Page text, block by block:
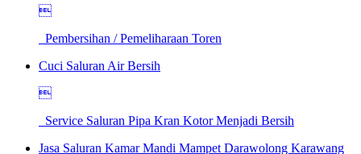

Pembersihan / Pemeliharaan Toren
Cuci Saluran Air Bersih

Service Saluran Pipa Kran Kotor Menjadi Bersih
Jasa Saluran Kamar Mandi Mampet Darawolong Karawang